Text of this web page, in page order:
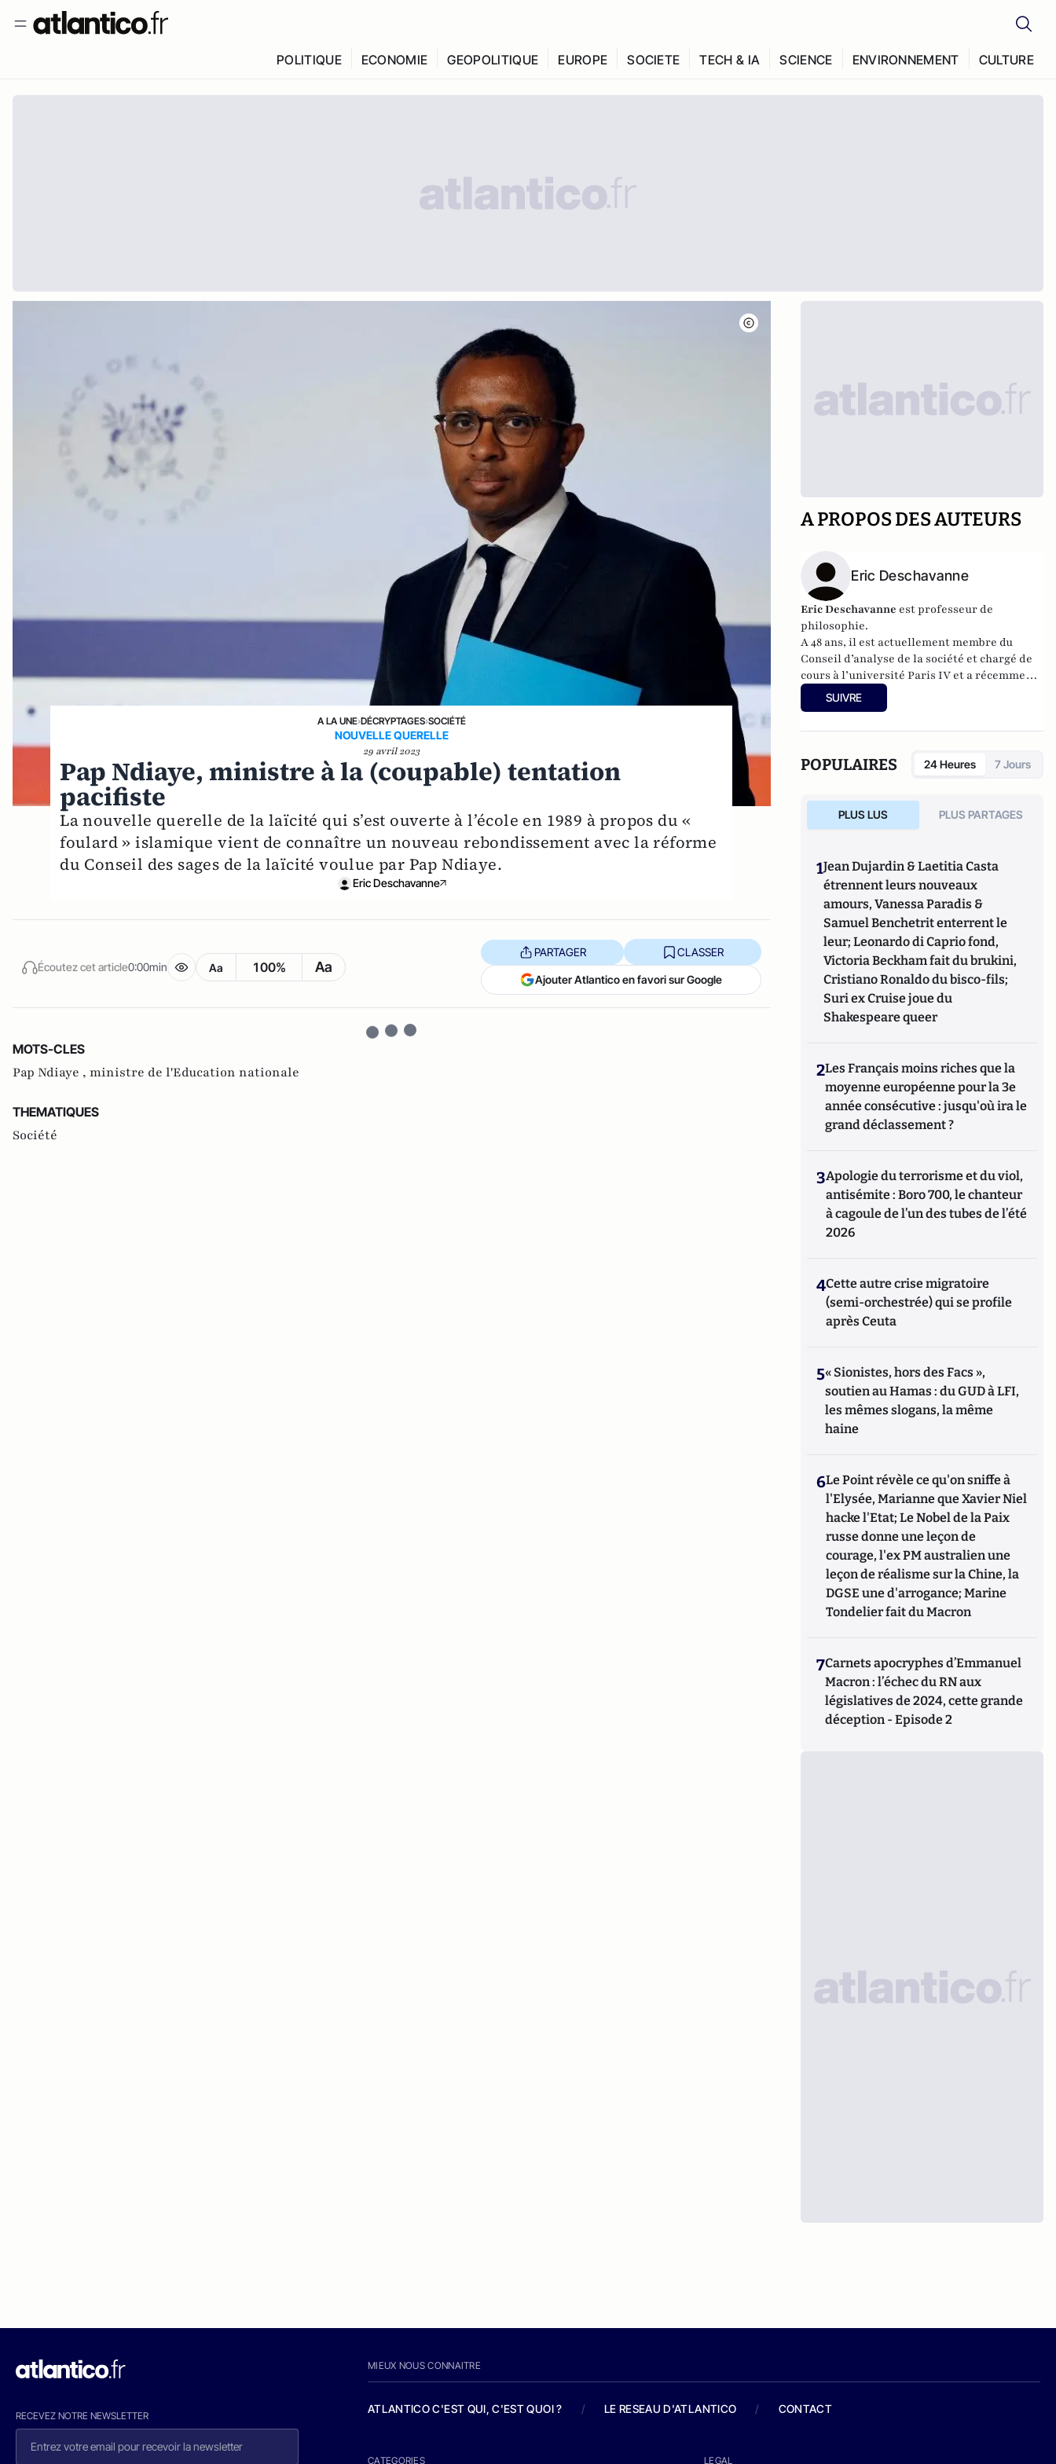
POLITIQUE ECONOMIE GEOPOLITIQUE EUROPE SOCIETE TECH & IA SCIENCE ENVIRONNEMENT CULTURE
A LA UNE›DÉCRYPTAGES›SOCIÉTÉ
NOUVELLE QUERELLE
29 avril 2023
Pap Ndiaye, ministre à la (coupable) tentation
pacifiste
La nouvelle querelle de la laïcité qui s’est ouverte à l’école en 1989 à propos du «
foulard » islamique vient de connaître un nouveau rebondissement avec la réforme
du Conseil des sages de la laïcité voulue par Pap Ndiaye.
Eric Deschavanne
Écoutez cet article0:00min Aa 100% Aa
PARTAGER CLASSER
Ajouter Atlantico en favori sur Google
MOTS-CLES
Pap Ndiaye , ministre de l'Education nationale
THEMATIQUES
Société
A PROPOS DES AUTEURS
Eric Deschavanne
Eric Deschavanne est professeur de
philosophie.
A 48 ans, il est actuellement membre du
Conseil d’analyse de la société et chargé de
cours à l’université Paris IV et a récemment
publiéLe deuxième
humanisme – Introduction à la pensée de
Philosophie des âges de la vie
(Grasset,
2007).
SUIVRE
POPULAIRES 24 Heures 7 Jours
PLUS LUS PLUS PARTAGES
1Jean Dujardin & Laetitia Casta
étrennent leurs nouveaux
amours, Vanessa Paradis &
Samuel Benchetrit enterrent le
leur; Leonardo di Caprio fond,
Victoria Beckham fait du brukini,
Cristiano Ronaldo du bisco-fils;
Suri ex Cruise joue du
Shakespeare queer
2Les Français moins riches que la
moyenne européenne pour la 3e
année consécutive : jusqu'où ira le
grand déclassement ?
3Apologie du terrorisme et du viol,
antisémite : Boro 700, le chanteur
à cagoule de l’un des tubes de l’été
2026
4Cette autre crise migratoire
(semi-orchestrée) qui se profile
après Ceuta
5« Sionistes, hors des Facs »,
soutien au Hamas : du GUD à LFI,
les mêmes slogans, la même
haine
6Le Point révèle ce qu'on sniffe à
l'Elysée, Marianne que Xavier Niel
hacke l'Etat; Le Nobel de la Paix
russe donne une leçon de
courage, l'ex PM australien une
leçon de réalisme sur la Chine, la
DGSE une d'arrogance; Marine
Tondelier fait du Macron
7Carnets apocryphes d’Emmanuel
Macron : l’échec du RN aux
législatives de 2024, cette grande
déception - Episode 2
RECEVEZ NOTRE NEWSLETTER
MIEUX NOUS CONNAITRE
ATLANTICO C'EST QUI, C'EST QUOI ? / LE RESEAU D'ATLANTICO / CONTACT
CATEGORIES LEGAL